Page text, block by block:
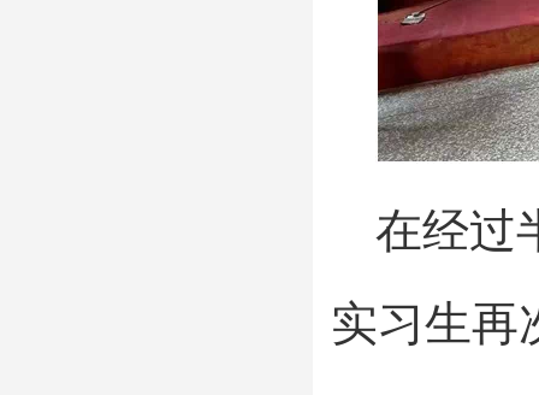
在经过
实习生再